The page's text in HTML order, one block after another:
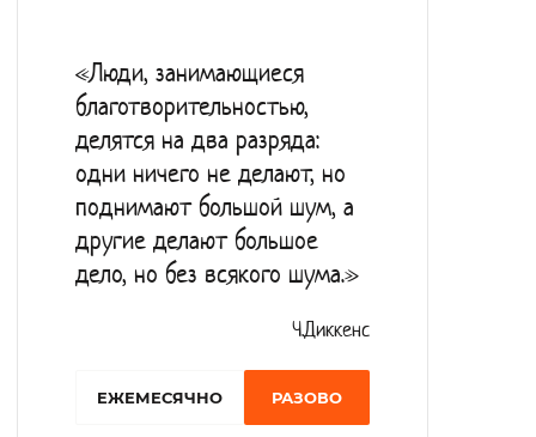
«Люди, занимающиеся
благотворительностью,
делятся на два разряда:
одни ничего не делают, но
поднимают большой шум, а
другие делают большое
дело, но без всякого шума.»
Ч.Диккенс
EЖЕМЕСЯЧНО РАЗОВО